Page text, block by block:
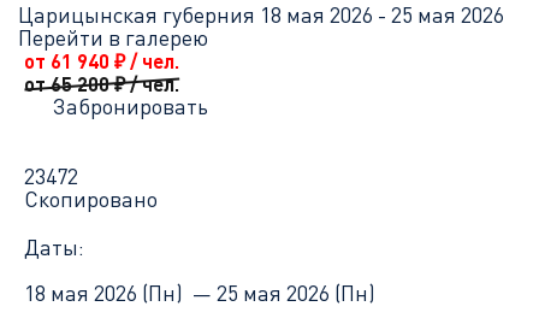
Царицынская губерния 18 мая 2026 - 25 мая 2026
Перейти в галерею
от 61 940 ₽/ чел.
от 65 200₽/ чел.
Забронировать
23472
Скопировано
Даты:
18 мая 2026 (Пн) — 25 мая 2026 (Пн)